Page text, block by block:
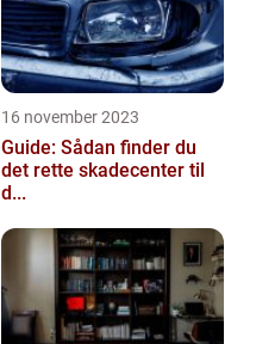
16 november 2023
Guide: Sådan finder du
det rette skadecenter til
d...